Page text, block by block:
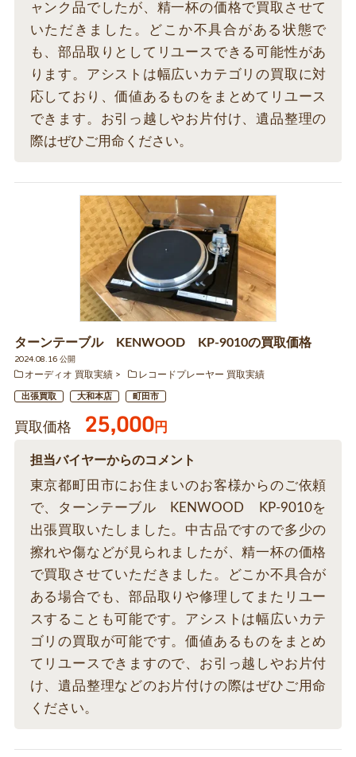
ャンク品でしたが、精一杯の価格で買取させて
いただきました。どこか不具合がある状態で
も、部品取りとしてリユースできる可能性があ
ります。アシストは幅広いカテゴリの買取に対
応しており、価値あるものをまとめてリユース
できます。お引っ越しやお片付け、遺品整理の
際はぜひご用命ください。
ターンテーブル KENWOOD KP-9010の買取価格
2024.08.16 公開
オーディオ 買取実績
レコードプレーヤー 買取実績
出張買取 大和本店 町田市
買取価格 25,000円
担当バイヤーからのコメント
東京都町田市にお住まいのお客様からのご依頼
で、ターンテーブル KENWOOD KP-9010を
出張買取いたしました。中古品ですので多少の
擦れや傷などが見られましたが、精一杯の価格
で買取させていただきました。どこか不具合が
ある場合でも、部品取りや修理してまたリユー
スすることも可能です。アシストは幅広いカテ
ゴリの買取が可能です。価値あるものをまとめ
てリユースできますので、お引っ越しやお片付
け、遺品整理などのお片付けの際はぜひご用命
ください。